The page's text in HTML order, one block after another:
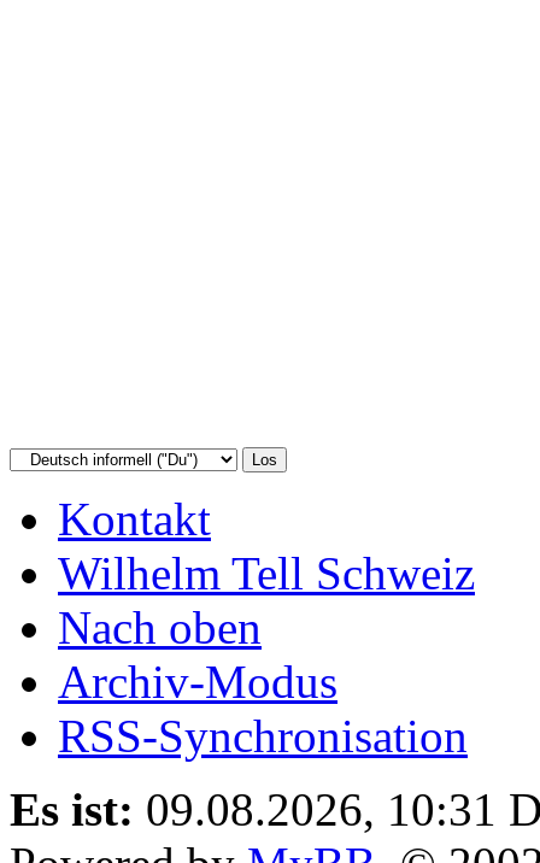
Kontakt
Wilhelm Tell Schweiz
Nach oben
Archiv-Modus
RSS-Synchronisation
Es ist: 09.08.2026, 10:31